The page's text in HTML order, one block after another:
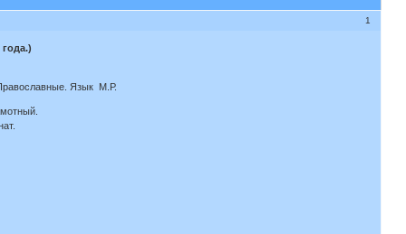
1
Язык М.Р.